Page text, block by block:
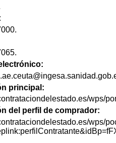
principal:
wps/
del perfil de comprador:
wps/